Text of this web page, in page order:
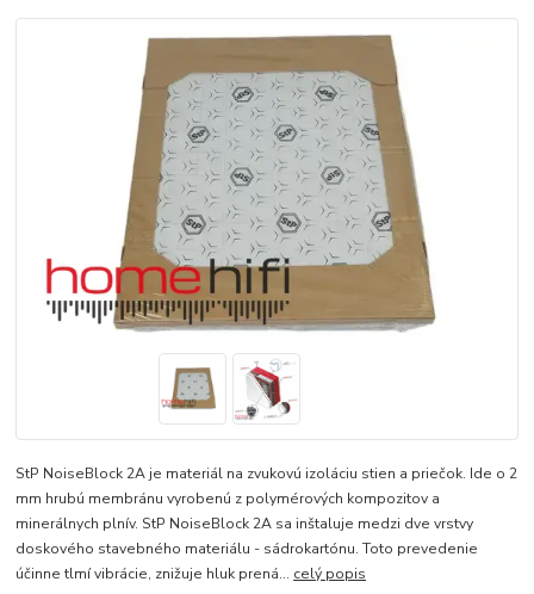
StP NoiseBlock 2A je materiál na zvukovú izoláciu stien a priečok. Ide o 2
mm hrubú membránu vyrobenú z polymérových kompozitov a
minerálnych plnív. StP NoiseBlock 2A sa inštaluje medzi dve vrstvy
doskového stavebného materiálu - sádrokartónu. Toto prevedenie
účinne tlmí vibrácie, znižuje hluk prená... celý popis